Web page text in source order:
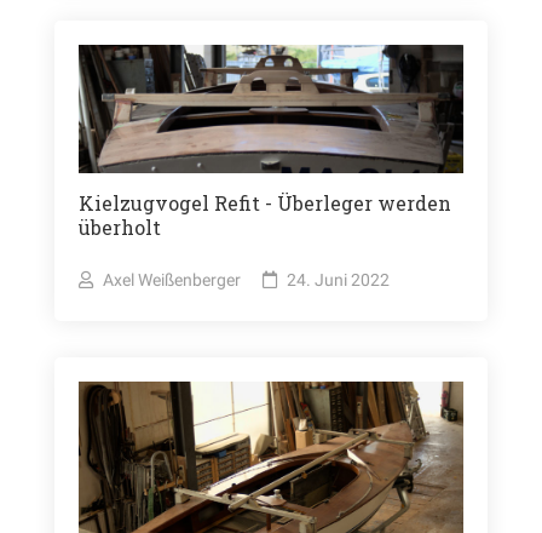
Kielzugvogel Refit - Überleger werden
überholt
Axel Weißenberger 24. Juni 2022